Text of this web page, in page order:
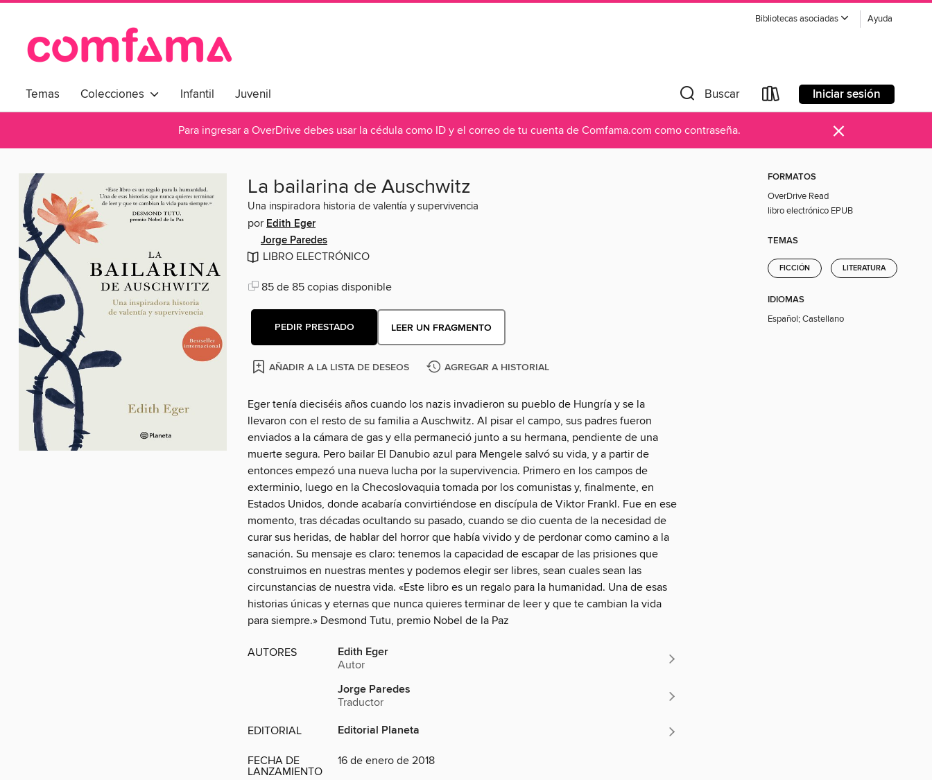
Bibliotecas asociadas Ayuda
Temas Colecciones Infantil Juvenil Buscar Iniciar sesión
Para ingresar a OverDrive debes usar la cédula como ID y el correo de tu cuenta de Comfama.com como contraseña. ×
La bailarina de Auschwitz
Una inspiradora historia de valentía y supervivencia
por Edith Eger
Jorge Paredes
LIBRO ELECTRÓNICO
85 de 85 copias disponible
PEDIR PRESTADO LEER UN FRAGMENTO
AÑADIR A LA LISTA DE DESEOS AGREGAR A HISTORIAL
Eger tenía dieciséis años cuando los nazis invadieron su pueblo de Hungría y se la
llevaron con el resto de su familia a Auschwitz. Al pisar el campo, sus padres fueron
enviados a la cámara de gas y ella permaneció junto a su hermana, pendiente de una
muerte segura. Pero bailar El Danubio azul para Mengele salvó su vida, y a partir de
entonces empezó una nueva lucha por la supervivencia. Primero en los campos de
exterminio, luego en la Checoslovaquia tomada por los comunistas y, finalmente, en
Estados Unidos, donde acabaría convirtiéndose en discípula de Viktor Frankl. Fue en ese
momento, tras décadas ocultando su pasado, cuando se dio cuenta de la necesidad de
curar sus heridas, de hablar del horror que había vivido y de perdonar como camino a la
sanación. Su mensaje es claro: tenemos la capacidad de escapar de las prisiones que
construimos en nuestras mentes y podemos elegir ser libres, sean cuales sean las
circunstancias de nuestra vida. «Este libro es un regalo para la humanidad. Una de esas
historias únicas y eternas que nunca quieres terminar de leer y que te cambian la vida
para siempre.» Desmond Tutu, premio Nobel de la Paz
AUTORES Edith Eger
Autor
Jorge Paredes
Traductor
EDITORIAL Editorial Planeta
FECHA DE
LANZAMIENTO
16 de enero de 2018
FORMATOS
OverDrive Read
libro electrónico EPUB
TEMAS
FICCIÓN LITERATURA
IDIOMAS
Español; Castellano